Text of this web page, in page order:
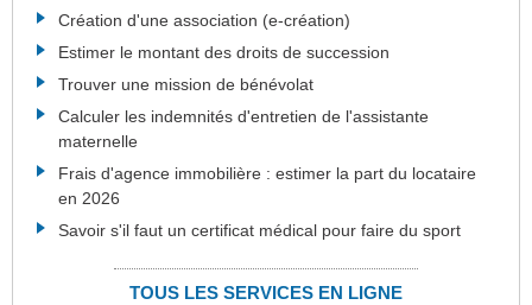
Création d'une association (e-création)
Estimer le montant des droits de succession
Trouver une mission de bénévolat
Calculer les indemnités d'entretien de l'assistante
maternelle
Frais d'agence immobilière : estimer la part du locataire
en 2026
Savoir s'il faut un certificat médical pour faire du sport
TOUS LES SERVICES EN LIGNE